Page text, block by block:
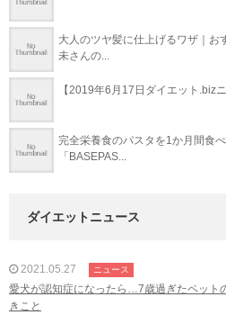
大人のツヤ髪に仕上げるワザ｜お
未さんの...
【2019年6月17日ダイエット.biz
完全栄養食のパスタを1か月間食
「BASEPAS...
ダイエットニュース
2021.05.27 ニュース
愛犬が認知症になったら…7歳過ぎたペット
きこと